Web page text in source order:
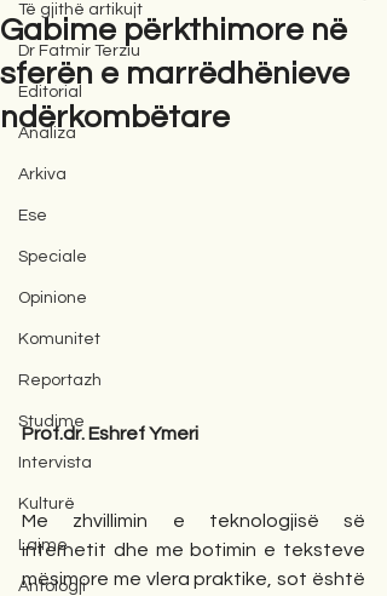
Të gjithë artikujt
Dr Fatmir Terziu
Editorial
Analiza
Arkiva
Ese
Speciale
Opinione
Komunitet
Reportazh
Studime
Intervista
Kulturë
Lajme
Antologji
Gabime përkthimore në
sferën e marrëdhënieve
ndërkombëtare
Prof.dr. Eshref Ymeri
Me zhvillimin e teknologjisë së
internetit dhe me botimin e teksteve
mësimore me vlera praktike, sot është